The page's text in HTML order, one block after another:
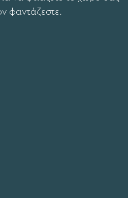
φαντάζεστε.